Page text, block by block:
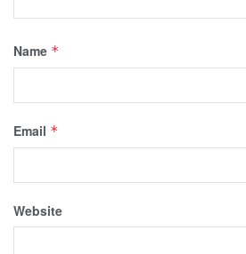
Name *
Email *
Website